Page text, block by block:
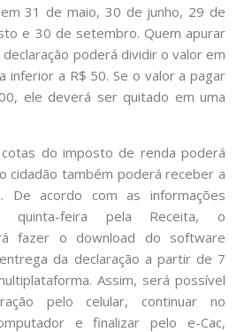
31 de maio, 30 de junho, 29 de
e 30 de setembro. Quem apurar
poderá dividir o valor em
inferior a R$ 50. Se o valor a pagar
ele deverá ser quitado em uma
do imposto de renda poderá
cidadão também poderá receber a
De acordo com as informações
quinta-feira pela Receita, o
fazer o download do software
da declaração a partir de 7
Assim, será possível
pelo celular, continuar no
e finalizar pelo e-Cac,